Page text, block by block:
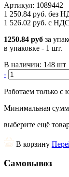
Артикул: 1089442
1 250.84 руб. без
1 526.02 руб. с НДС
1250.84 руб за
в упаковке - 1 шт.
В наличии: 148 шт
-
Работаем только с
Минимальная
выберите ещё
В корзину
Самовывоз